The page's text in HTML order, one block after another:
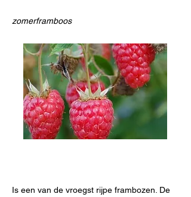
zomerframboos
Is een van de vroegst rijpe frambozen. De